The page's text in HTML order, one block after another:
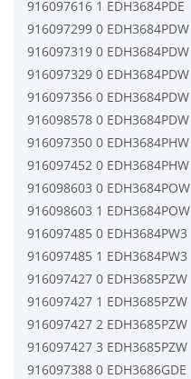
916097616 1 EDH3684PDE
916097299 0 EDH3684PDW
916097319 0 EDH3684PDW
916097329 0 EDH3684PDW
916097356 0 EDH3684PDW
916098578 0 EDH3684PDW
916097350 0 EDH3684PHW
916097452 0 EDH3684PHW
916098603 0 EDH3684POW
916098603 1 EDH3684POW
916097485 0 EDH3684PW3
916097485 1 EDH3684PW3
916097427 0 EDH3685PZW
916097427 1 EDH3685PZW
916097427 2 EDH3685PZW
916097427 3 EDH3685PZW
916097388 0 EDH3686GDE